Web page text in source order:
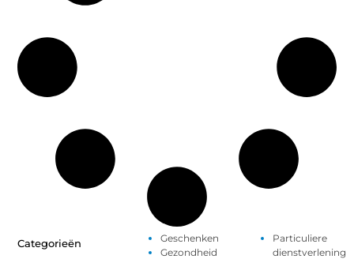
Categorieën
Geschenken
Gezondheid
Particuliere
dienstverlening